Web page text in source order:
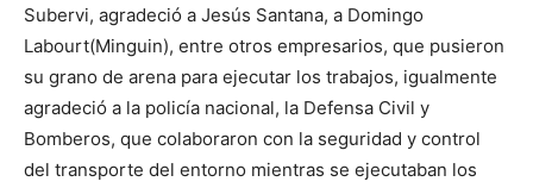
Subervi, agradeció a Jesús Santana, a Domingo
Labourt(Minguin), entre otros empresarios, que pusieron
su grano de arena para ejecutar los trabajos, igualmente
agradeció a la policía nacional, la Defensa Civil y
Bomberos, que colaboraron con la seguridad y control
del transporte del entorno mientras se ejecutaban los